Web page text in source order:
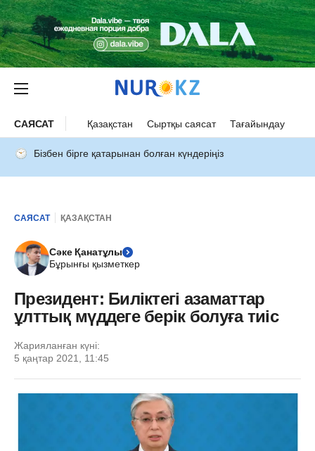
САЯСАТ Қазақстан Сыртқы саясат Тағайындау
Бізбен бірге қатарынан болған күндеріңіз
САЯСАТ ҚАЗАҚСТАН
Сәке Қанатұлы
Бұрынғы қызметкер
Президент: Биліктегі азаматтар
ұлттық мүддеге берік болуға тиіс
Жарияланған күні:
5 қаңтар 2021, 11:45